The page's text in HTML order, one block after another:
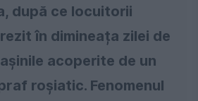
după ce locuitorii
în dimineața zilei de
acoperite de un
roșiatic. Fenomenul